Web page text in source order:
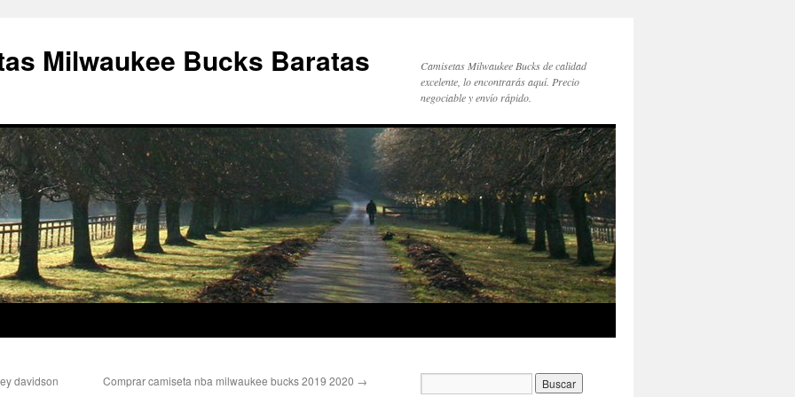
Milwaukee Bucks Baratas
Camisetas Milwaukee Bucks de calidad
excelente, lo encontrarás aquí. Precio
negociable y envío rápido.
davidson Comprar camiseta nba milwaukee bucks 2019 2020 →